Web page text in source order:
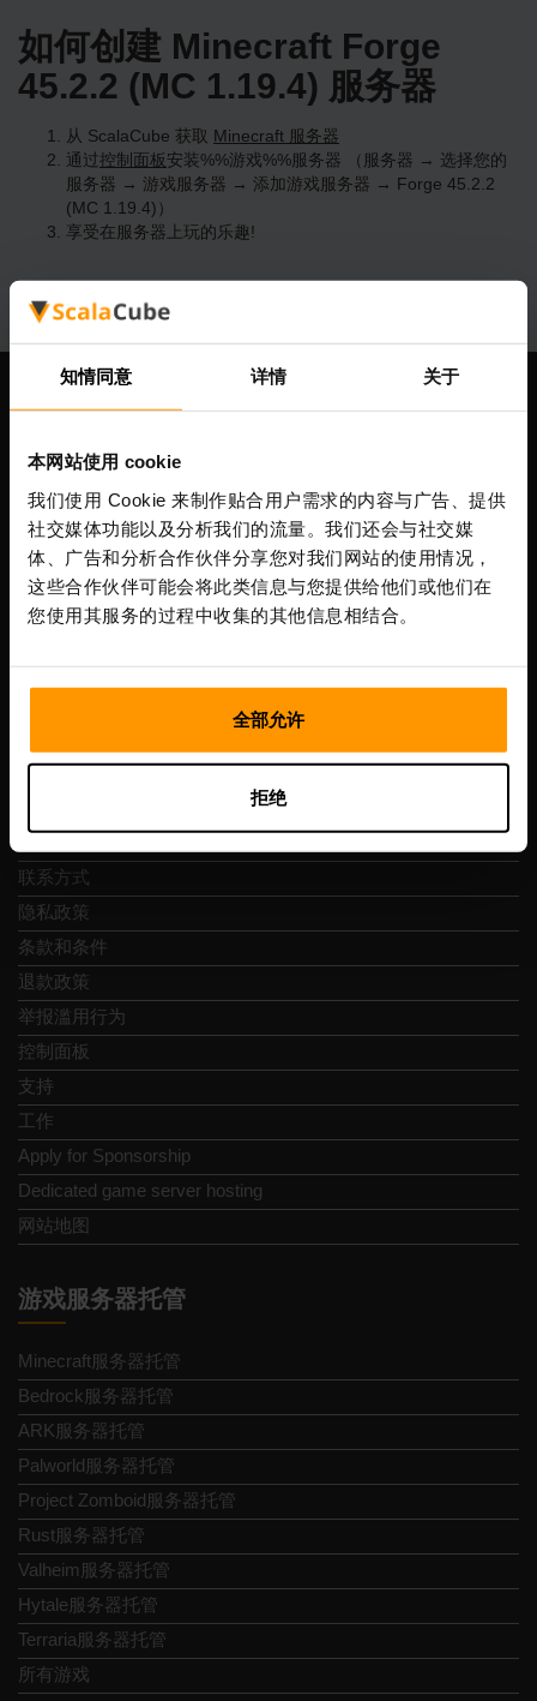
知情同意 详情 关于
本网站使用 cookie
我们使用 Cookie 来制作贴合用户需求的内容与广告、提供
社交媒体功能以及分析我们的流量。我们还会与社交媒
体、广告和分析合作伙伴分享您对我们网站的使用情况，
这些合作伙伴可能会将此类信息与您提供给他们或他们在
您使用其服务的过程中收集的其他信息相结合。
全部允许
拒绝
如何创建 Minecraft Forge
45.2.2 (MC 1.19.4) 服务器
从 ScalaCube 获取 Minecraft 服务器
通过控制面板安装%%游戏%%服务器 （服务器 → 选择您的
服务器 → 游戏服务器 → 添加游戏服务器 → Forge 45.2.2
(MC 1.19.4)）
享受在服务器上玩的乐趣!
我们公司
Scalable Hosting Solutions OÜ
注册码: 14652605
增值税号: EE102133820
地址: Harju maakond, Tallinn, Kesklinna linnaosa,
Vesivärava tn 50-201, 10152
联系方式
隐私政策
条款和条件
退款政策
举报滥用行为
控制面板
支持
工作
Apply for Sponsorship
Dedicated game server hosting
网站地图
游戏服务器托管
Minecraft服务器托管
Bedrock服务器托管
ARK服务器托管
Palworld服务器托管
Project Zomboid服务器托管
Rust服务器托管
Valheim服务器托管
Hytale服务器托管
Terraria服务器托管
所有游戏